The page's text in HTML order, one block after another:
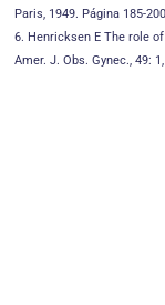
Paris, 1949. Página 185-
6. Henricksen E The role
Amer. J. Obs. Gynec., 49: